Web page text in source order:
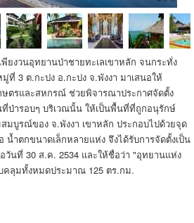
ยงวนอุทยานป่าชายทะเลเขาหลัก จนกระทั่ง
3 ต.กะปง อ.กะปง จ.พังงา มาเสนอให้
ษตรและสหกรณ์ ช่วยพิจารณาประกาศจัดตั้ง
ป่ารอบๆ บริเวณนั้น ให้เป็นพื้นที่ที่ถูกอนุรักษ์
มบูรณ์ของ จ.พังงา เขาหลัก ประกอบไปด้วยจุด
น้ำตกขนาดเล็กหลายแห่ง จึงได้รับการจัดตั้งเป็น
วันที่ 30 ส.ค. 2534 และให้ชื่อว่า "อุทยานแห่ง
ลุมทั้งหมดประมาณ 125 ตร.กม.